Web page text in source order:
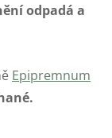
odpadá a
Epipremnum